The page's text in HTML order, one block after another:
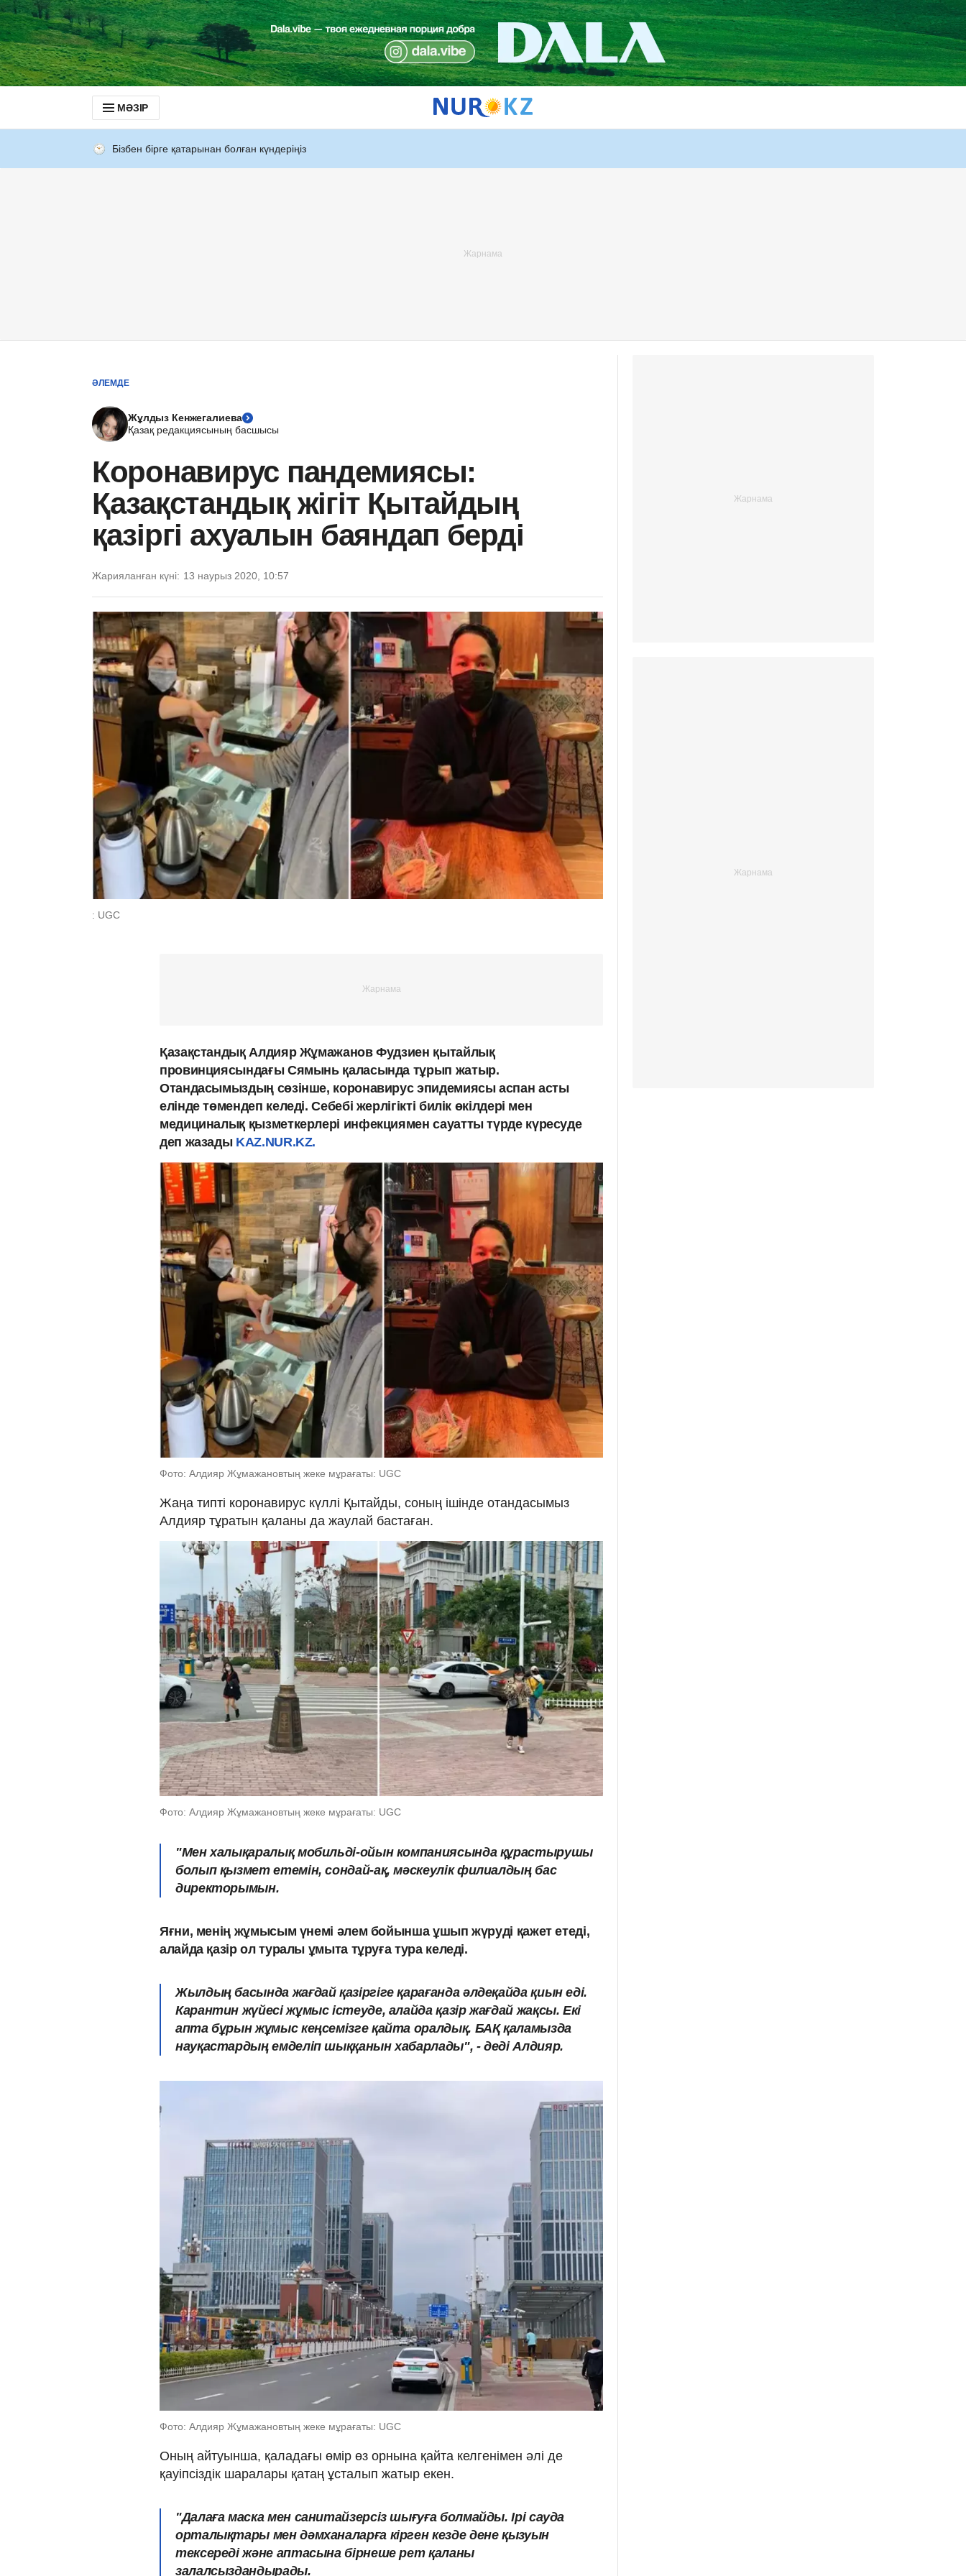
МӘЗІР
Бізбен бірге қатарынан болған күндеріңіз
ӘЛЕМДЕ
Жұлдыз Кенжегалиева
Қазақ редакциясының басшысы
Коронавирус пандемиясы:
Қазақстандық жігіт Қытайдың
қазіргі ахуалын баяндап берді
Жарияланған күні: 13 наурыз 2020, 10:57
: UGC
Қазақстандық Алдияр Жұмажанов Фудзиен қытайлық
провинциясындағы Сямынь қаласында тұрып жатыр.
Отандасымыздың сөзінше, коронавирус эпидемиясы аспан асты
елінде төмендеп келеді. Себебі жерлігікті билік өкілдері мен
медициналық қызметкерлері инфекциямен сауатты түрде күресуде
деп жазады KAZ.NUR.KZ.
Фото: Алдияр Жұмажановтың жеке мұрағаты: UGC
Жаңа типті коронавирус күллі Қытайды, соның ішінде отандасымыз
Алдияр тұратын қаланы да жаулай бастаған.
Фото: Алдияр Жұмажановтың жеке мұрағаты: UGC
"Мен халықаралық мобильді-ойын компаниясында құрастырушы
болып қызмет етемін, сондай-ақ, мәскеулік филиалдың бас
директорымын.
Яғни, менің жұмысым үнемі әлем бойынша ұшып жүруді қажет етеді,
алайда қазір ол туралы ұмыта тұруға тура келеді.
Жылдың басында жағдай қазіргіге қарағанда әлдеқайда қиын еді.
Карантин жүйесі жұмыс істеуде, алайда қазір жағдай жақсы. Екі
апта бұрын жұмыс кеңсемізге қайта оралдық. БАҚ қаламызда
науқастардың емделіп шыққанын хабарлады", - деді Алдияр.
Фото: Алдияр Жұмажановтың жеке мұрағаты: UGC
Оның айтуынша, қаладағы өмір өз орнына қайта келгенімен әлі де
қауіпсіздік шаралары қатаң ұсталып жатыр екен.
"Далаға маска мен санитайзерсіз шығуға болмайды. Ірі сауда
орталықтары мен дәмханаларға кірген кезде дене қызуын
тексереді және аптасына бірнеше рет қаланы
залалсыздандырады.